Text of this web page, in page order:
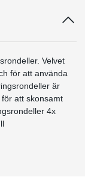
Velvet
för att använda
är
att skonsamt
4x